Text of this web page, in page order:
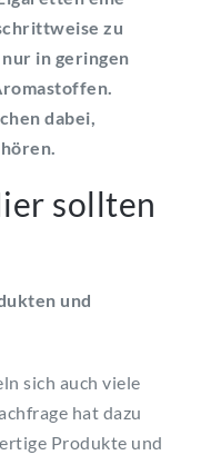
zu
in geringen
dabei,
sollten
und
sich auch viele
hat dazu
Produkte und